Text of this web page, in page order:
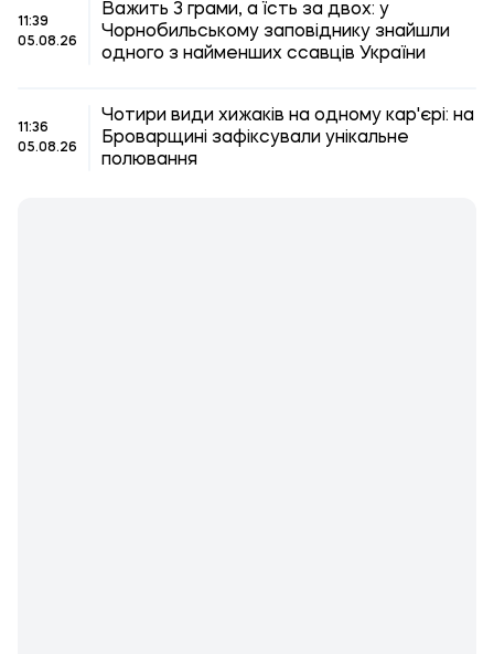
11:39
05.08.26
Важить 3 грами, а їсть за двох: у
Чорнобильському заповіднику знайшли
одного з найменших ссавців України
11:36
05.08.26
Чотири види хижаків на одному кар'єрі: на
Броварщині зафіксували унікальне
полювання